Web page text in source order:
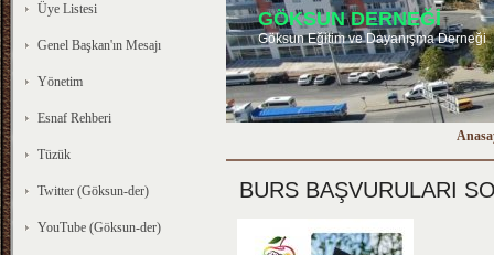
Üye Listesi
Genel Başkan'ın Mesajı
Yönetim
Esnaf Rehberi
Tüzük
Twitter (Göksun-der)
YouTube (Göksun-der)
GÖKSUN DERNEĞİ
Göksun Eğitim ve Dayanışma Derneği
BURS BAŞVURULARI